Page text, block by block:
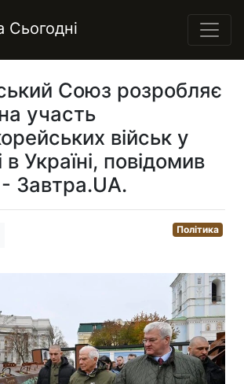
Сьогодні
Союз розробляє
участь
військ у
в Україні, повідомив
Завтра.UA.
Політика